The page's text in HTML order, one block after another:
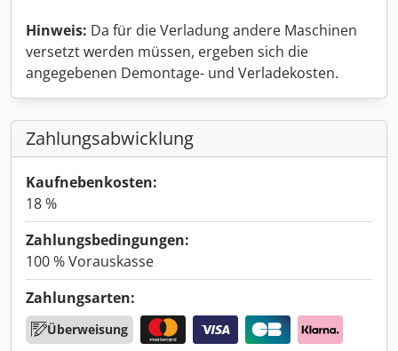
Hinweis: Da für die Verladung andere Maschinen
versetzt werden müssen, ergeben sich die
angegebenen Demontage- und Verladekosten.
Zahlungsabwicklung
Kaufnebenkosten:
18 %
Zahlungsbedingungen:
100 % Vorauskasse
Zahlungsarten:
Überweisung